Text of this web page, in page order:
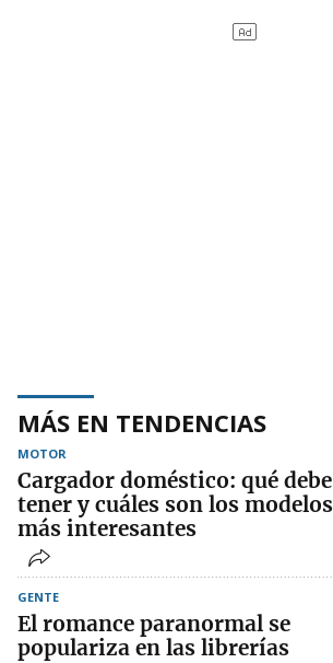
MÁS EN TENDENCIAS
MOTOR
Cargador doméstico: qué debe
tener y cuáles son los modelos
más interesantes
GENTE
El romance paranormal se
populariza en las librerías